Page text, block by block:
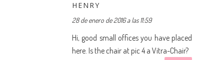
HENRY
28 de enero de 2016 a las 11:59
Hi, good small offices you have placed
here. Is the chair at pic 4 a Vitra-Chair?